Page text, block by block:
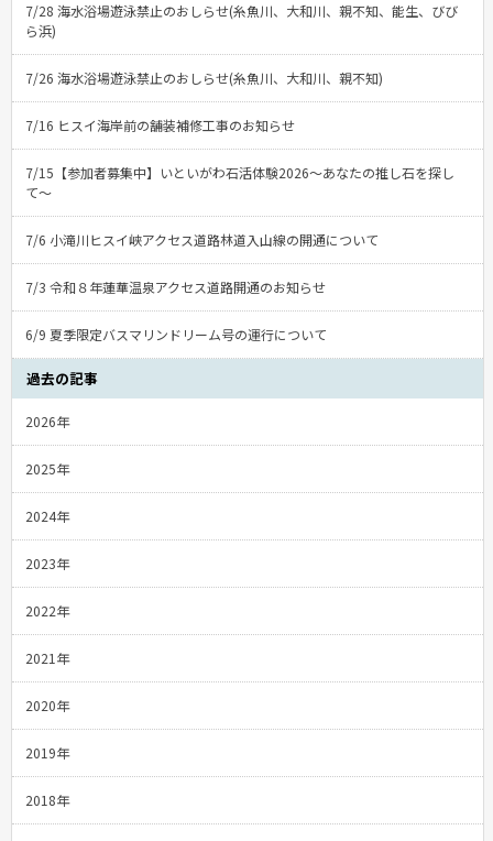
7/28 海水浴場遊泳禁止のおしらせ(糸魚川、大和川、親不知、能生、びび
ら浜)
7/26 海水浴場遊泳禁止のおしらせ(糸魚川、大和川、親不知)
7/16 ヒスイ海岸前の舗装補修工事のお知らせ
7/15【参加者募集中】いといがわ石活体験2026〜あなたの推し石を探し
て〜
7/6 小滝川ヒスイ峡アクセス道路林道入山線の開通について
7/3 令和８年蓮華温泉アクセス道路開通のお知らせ
6/9 夏季限定バスマリンドリーム号の運行について
過去の記事
2026年
2025年
2024年
2023年
2022年
2021年
2020年
2019年
2018年